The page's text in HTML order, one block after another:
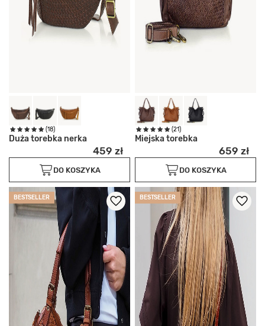
(18)
Duża torebka nerka
459 zł
DO KOSZYKA
(21)
Miejska torebka
659 zł
DO KOSZYKA
BESTSELLER BESTSELLER